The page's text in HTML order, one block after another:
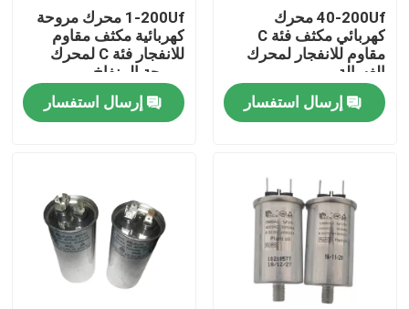
أشرطة فيديو
AC BLDC MOTOR
محرك مروحة التيار المتردد
محرك تحريضي التيار المتردد أحادي الطور
محرك مروحة مكيف الهواء
محرك مضخة المياه الكهربائية
40-200Uf محرك
كهربائي مكثف فئة C
مقاوم للانفجار لمحرك
الغسالة
إرسال استفسار
1-200Uf محرك مروحة
كهربائية مكثف مقاوم
للانفجار فئة C لمحرك
مروحة المنفاخ
إرسال استفسار